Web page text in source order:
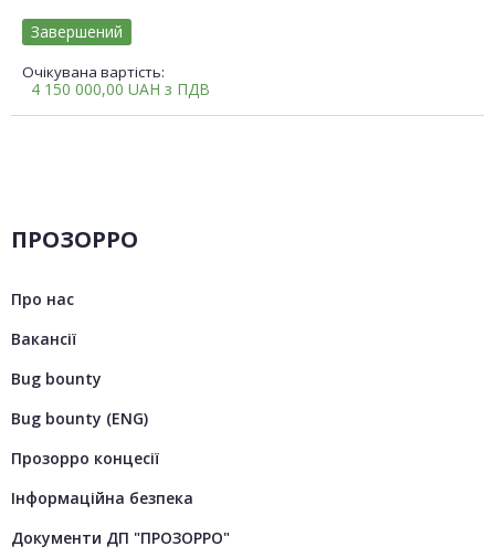
Очікувана вартість:
4 150 000,00 UAH з ПДВ
Завершений
ПРОЗОРРО
Про нас
Вакансії
Bug bounty
Bug bounty (ENG)
Прозорро концесії
Інформаційна безпека
Документи ДП "ПРОЗОРРО"